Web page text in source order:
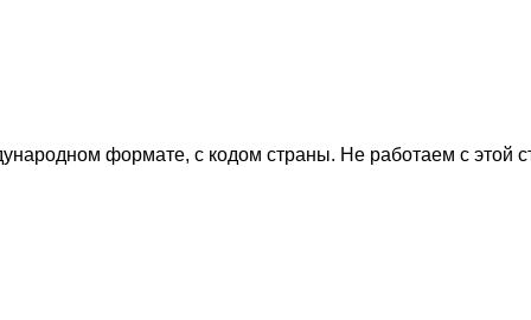
формате, с кодом страны. Не работаем с этой